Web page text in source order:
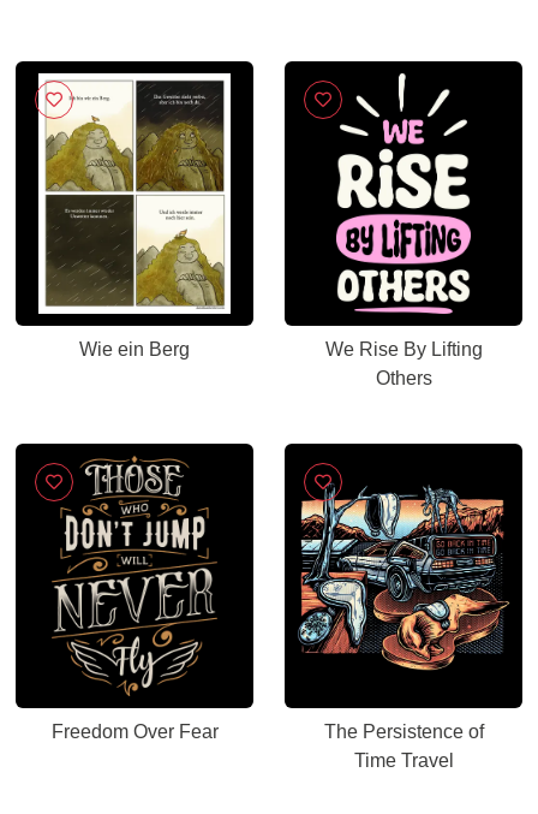
Wie ein Berg
We Rise By Lifting
Others
Freedom Over Fear
The Persistence of
Time Travel